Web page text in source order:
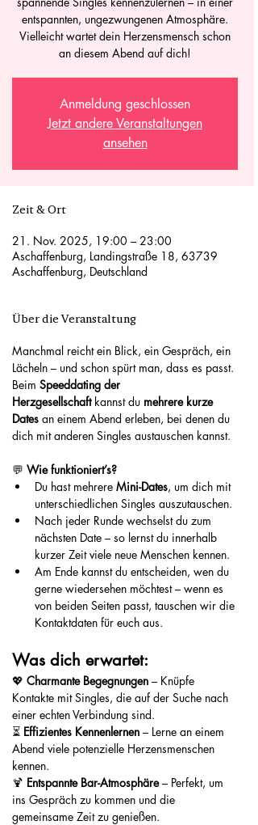
entspannten, ungezwungenen Atmosphäre.
Vielleicht wartet dein Herzensmensch schon
an diesem Abend auf dich!
Anmeldung geschlossen
Jetzt andere Veranstaltungen
ansehen
Zeit & Ort
21. Nov. 2025, 19:00 – 23:00
Aschaffenburg, Landingstraße 18, 63739
Aschaffenburg, Deutschland
Über die Veranstaltung
Manchmal reicht ein Blick, ein Gespräch, ein
Lächeln – und schon spürt man, dass es passt.
Beim Speeddating der
Herzgesellschaft kannst du mehrere kurze
Dates an einem Abend erleben, bei denen du
dich mit anderen Singles austauschen kannst.
💬 Wie funktioniert’s?
Du hast mehrere Mini-Dates, um dich mit
unterschiedlichen Singles auszutauschen.
Nach jeder Runde wechselst du zum
nächsten Date – so lernst du innerhalb
kurzer Zeit viele neue Menschen kennen.
Am Ende kannst du entscheiden, wen du
gerne wiedersehen möchtest – wenn es
von beiden Seiten passt, tauschen wir die
Kontaktdaten für euch aus.
Was dich erwartet:
💖 Charmante Begegnungen – Knüpfe
Kontakte mit Singles, die auf der Suche nach
einer echten Verbindung sind.
⏳ Effizientes Kennenlernen – Lerne an einem
Abend viele potenzielle Herzensmenschen
kennen.
🍹 Entspannte Bar-Atmosphäre – Perfekt, um
ins Gespräch zu kommen und die
gemeinsame Zeit zu genießen.